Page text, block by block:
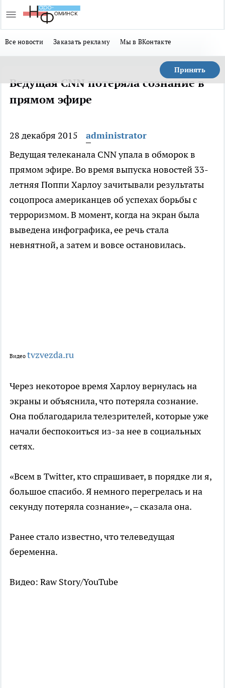
Все новости Заказать рекламу Мы в ВКонтакте
Принять
Ведущая CNN потеряла сознание в
прямом эфире
28 декабря 2015
administrator
Ведущая телеканала CNN упала в обморок в
прямом эфире. Во время выпуска новостей 33-
летняя Поппи Харлоу зачитывали результаты
соцопроса американцев об успехах борьбы с
терроризмом. В момент, когда на экран была
выведена инфографика, ее речь стала
невнятной, а затем и вовсе остановилась.
Видео tvzvezda.ru
Через некоторое время Харлоу вернулась на
экраны и объяснила, что потеряла сознание.
Она поблагодарила телезрителей, которые уже
начали беспокоиться из-за нее в социальных
сетях.
«Всем в Twitter, кто спрашивает, в порядке ли я,
большое спасибо. Я немного перегрелась и на
секунду потеряла сознание», – сказала она.
Ранее стало известно, что телеведущая
беременна.
Видео: Raw Story/YouTube